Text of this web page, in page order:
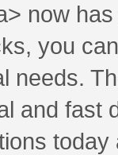
now
you
needs.
and fast